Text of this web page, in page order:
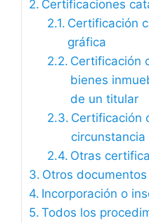
Certificaciones
Certificación
gráfica
Certificación
bienes
de un titular
Certificación
Otras
Otros
Incorporación o
Todos los